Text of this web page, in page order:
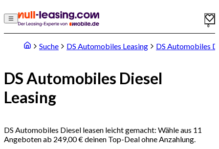
0
Suche DS Automobiles Leasing DS Automobiles
DS Automobiles Diesel
Leasing
DS Automobiles Diesel leasen leicht gemacht: Wähle aus 11
Angeboten ab 249,00 € deinen Top-Deal ohne Anzahlung.